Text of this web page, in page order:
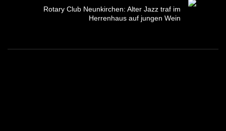
Rotary Club Neunkirchen: Alter Jazz traf im
Herrenhaus auf jungen Wein